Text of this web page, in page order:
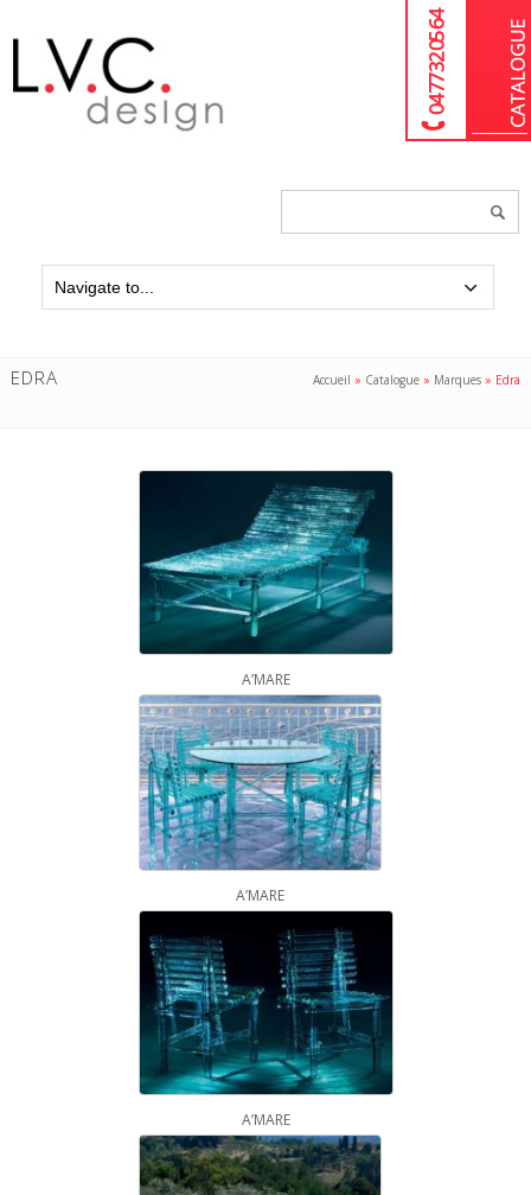
04 77 32 05 64
EDRA Accueil » Catalogue » Marques » Edra
A’MARE
A’MARE
A’MARE